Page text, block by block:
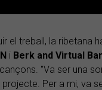
el treball, la ribetana
i Berk and Virtual
"Va ser una
Per a mi, va